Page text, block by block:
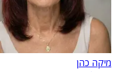
מיקה כהן